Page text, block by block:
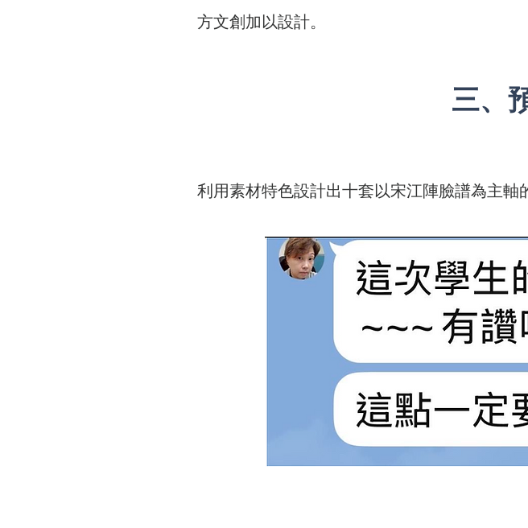
方文創加以設計。
三、
利用素材特色設計出十套以宋江陣臉譜為主軸